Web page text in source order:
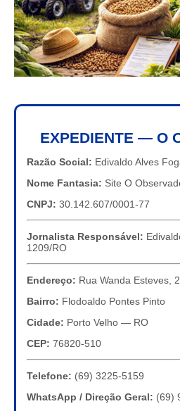
EXPEDIENTE — O
Razão Social: Edivaldo Alves
Nome Fantasia: Site O
CNPJ: 30.142.607/0001-77
Jornalista Responsável:
1209/RO
Endereço: Rua Wanda Esteves,
Bairro: Flodoaldo Pontes Pinto
Cidade: Porto Velho — RO
CEP: 76820-510
Telefone: (69) 3225-5159
WhatsApp / Direção Geral: (69)